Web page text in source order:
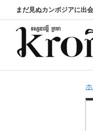
まだ見ぬカンボジアに出